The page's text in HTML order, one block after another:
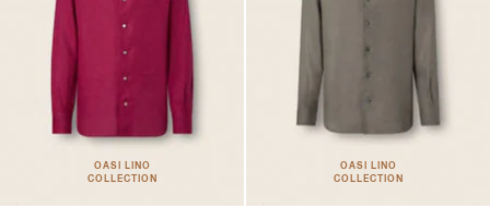
OASI LINO
COLLECTION
OASI LINO
COLLECTION